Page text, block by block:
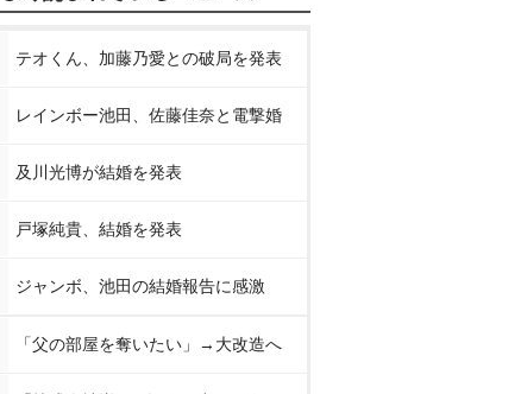
テオくん、加藤乃愛との破局を発表
レインボー池田、佐藤佳奈と電撃婚
及川光博が結婚を発表
戸塚純貴、結婚を発表
ジャンボ、池田の結婚報告に感激
「父の部屋を奪いたい」→大改造へ